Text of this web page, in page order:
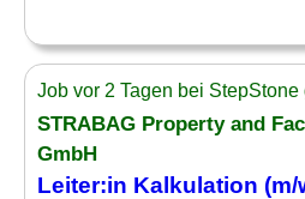
Job vor 2 Tagen bei StepStone
STRABAG Property and
GmbH
Leiter:in Kalkulation (m/